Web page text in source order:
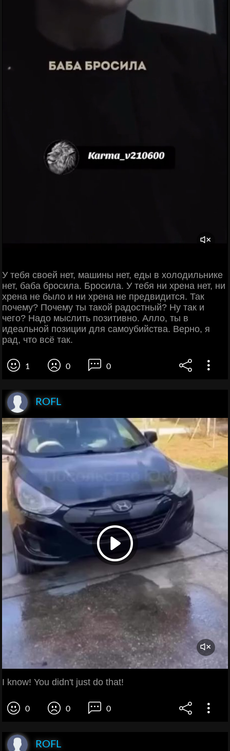
У тебя своей нет, машины нет, еды в холодильнике
нет, баба бросила. Бросила. У тебя ни хрена нет, ни
хрена не было и ни хрена не предвидится. Так
почему? Почему ты такой радостный? Ну так и
чего? Надо мыслить позитивно. Алло, ты в
идеальной позиции для самоубийства. Верно, я
рад, что всё так.
1 0 0
ROFL
I know! You didn't just do that!
0 0 0
ROFL